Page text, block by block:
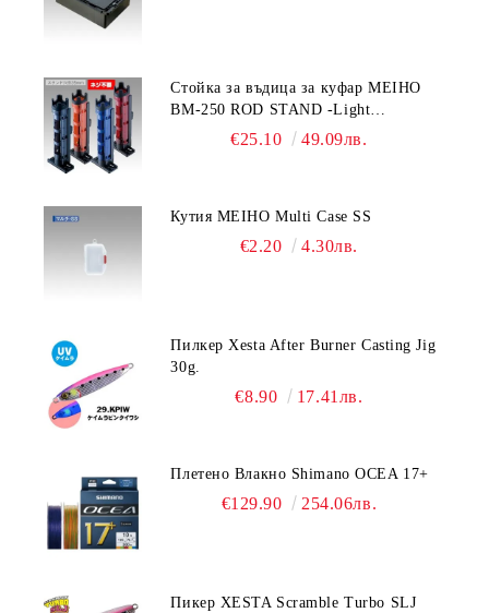
Стойка за въдица за куфар MEIHO
BM-250 ROD STAND -Light
Blue/Black color
€25.10 49.09лв.
Кутия MEIHO Multi Case SS
€2.20 4.30лв.
Пилкер Xesta After Burner Casting Jig
30g.
€8.90 17.41лв.
Плетено Влакно Shimano OCEA 17+
€129.90 254.06лв.
Пикер XESTA Scramble Turbo SLJ